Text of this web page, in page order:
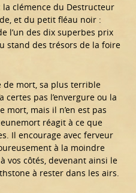
clémence du Destructeur
et du petit fléau noir :
l’un des dix superbes prix
stand des trésors de la foire
de mort, sa plus terrible
certes pas l’envergure ou la
mort, mais il n’en est pas
réagit à ce que
Il encourage avec ferveur
à la moindre
vos côtés, devenant ainsi le
à rester dans les airs.